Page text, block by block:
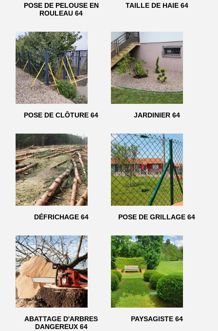
POSE DE PELOUSE EN
ROULEAU 64
TAILLE DE HAIE 64
POSE DE CLÔTURE 64 JARDINIER 64
DÉFRICHAGE 64 POSE DE GRILLAGE 64
ABATTAGE D'ARBRES
DANGEREUX 64
PAYSAGISTE 64